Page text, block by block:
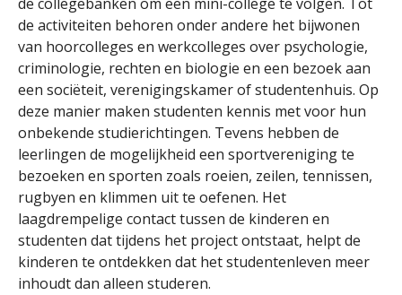
de collegebanken om een mini-college te volgen. Tot
de activiteiten behoren onder andere het bijwonen
van hoorcolleges en werkcolleges over psychologie,
criminologie, rechten en biologie en een bezoek aan
een sociëteit, verenigingskamer of studentenhuis. Op
deze manier maken studenten kennis met voor hun
onbekende studierichtingen. Tevens hebben de
leerlingen de mogelijkheid een sportvereniging te
bezoeken en sporten zoals roeien, zeilen, tennissen,
rugbyen en klimmen uit te oefenen. Het
laagdrempelige contact tussen de kinderen en
studenten dat tijdens het project ontstaat, helpt de
kinderen te ontdekken dat het studentenleven meer
inhoudt dan alleen studeren.